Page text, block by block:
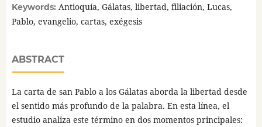
Keywords: Antioquía, Gálatas, libertad, filiación, Lucas,
Pablo, evangelio, cartas, exégesis
ABSTRACT
La carta de san Pablo a los Gálatas aborda la libertad desde
el sentido más profundo de la palabra. En esta línea, el
estudio analiza este término en dos momentos principales: